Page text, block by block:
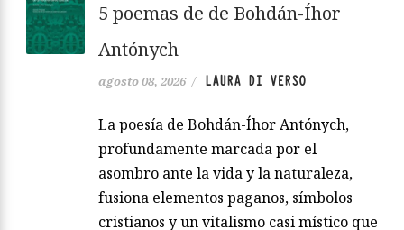
5 poemas de de Bohdán-Íhor
Antónych
agosto 08, 2026 / LAURA DI VERSO
La poesía de Bohdán-Íhor Antónych,
profundamente marcada por el
asombro ante la vida y la naturaleza,
fusiona elementos paganos, símbolos
cristianos y un vitalismo casi místico que